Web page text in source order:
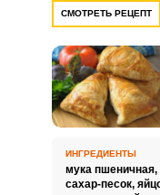
СМОТРЕТЬ РЕЦЕПТ
ИНГРЕДИЕНТЫ
мука пшеничная,
сахар-песок,